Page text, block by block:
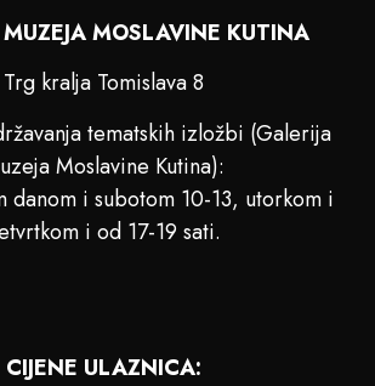
MUZEJA MOSLAVINE KUTINA
Trg kralja Tomislava 8
tematskih izložbi (Galerija
Moslavine Kutina):
danom i subotom 10-13, utorkom i
i od 17-19 sati.
CIJENE ULAZNICA: